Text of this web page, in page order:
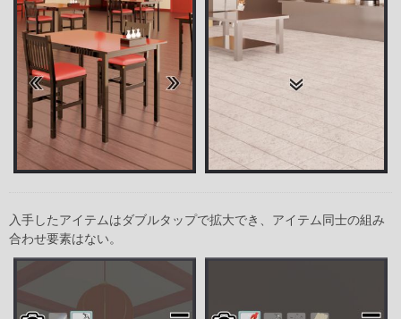
入手したアイテムはダブルタップで拡大でき、アイテム同士の組み
合わせ要素はない。